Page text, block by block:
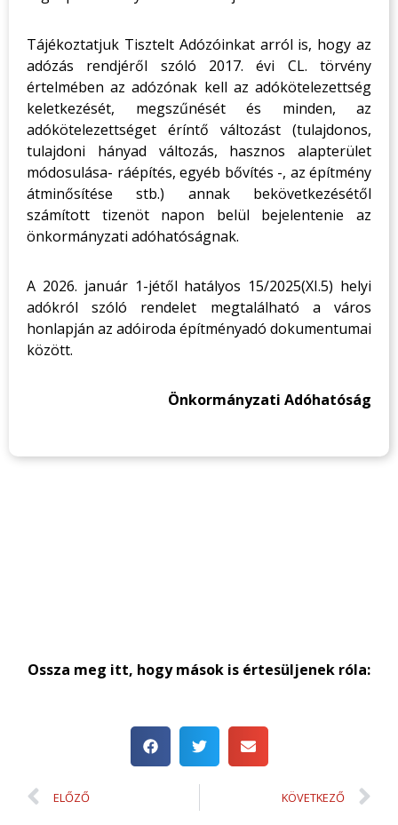
Tájékoztatjuk Tisztelt Adózóinkat arról is, hogy az
adózás rendjéről szóló 2017. évi CL. törvény
értelmében az adózónak kell az adókötelezettség
keletkezését, megszűnését és minden, az
adókötelezettséget éríntő változást (tulajdonos,
tulajdoni hányad változás, hasznos alapterület
módosulása- ráépítés, egyéb bővítés -, az építmény
átminősítése stb.) annak bekövetkezésétől
számított tizenöt napon belül bejelentenie az
önkormányzati adóhatóságnak.
A 2026. január 1-jétől hatályos 15/2025(XI.5) helyi
adókról szóló rendelet megtalálható a város
honlapján az adóiroda építményadó dokumentumai
között.
Önkormányzati Adóhatóság
Ossza meg itt, hogy mások is értesüljenek róla:
ELŐZŐ KÖVETKEZŐ